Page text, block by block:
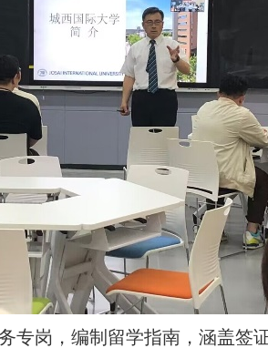
专岗，编制留学指南，涵盖签